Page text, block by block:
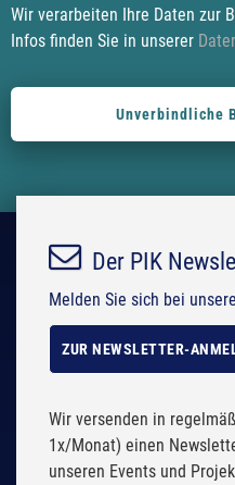
e
l
y
e
l
Wir verarbeiten Ihre Daten zur
Infos finden Sie in unserer
Der PIK
Melden Sie sich bei
ZUR NEWSLETTER-
Wir versenden in
1x/Monat) einen
unseren Events und